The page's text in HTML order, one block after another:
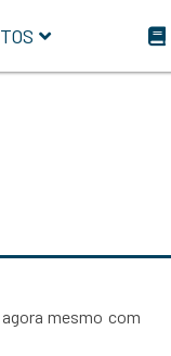
mesmo com